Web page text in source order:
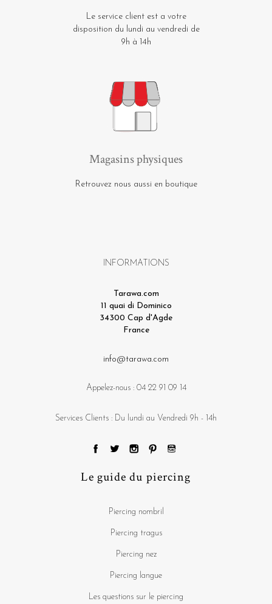
Le service client est a votre
disposition du lundi au vendredi de
9h à 14h
Magasins physiques
Retrouvez nous aussi en boutique
INFORMATIONS
Tarawa.com
11 quai di Dominico
34300 Cap d'Agde
France
info@tarawa.com
Appelez-nous : 04 22 91 09 14
Services Clients : Du lundi au Vendredi 9h - 14h
Le guide du piercing
Piercing nombril
Piercing tragus
Piercing nez
Piercing langue
Les questions sur le piercing